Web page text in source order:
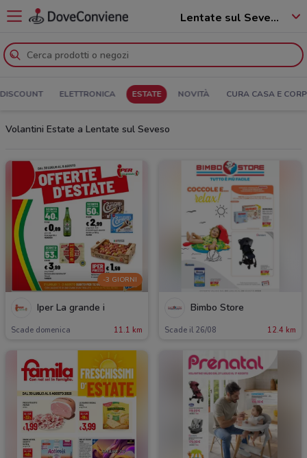
Lentate sul Seveso - 20823
DISCOUNT ELETTRONICA ESTATE NOVITÀ CURA CASA E
Volantini Estate a Lentate sul Seveso
-3 GIORNI
Iper La grande i
Scade domenica 11.1 km
Bimbo Store
Scade il 26/08 12.4 km